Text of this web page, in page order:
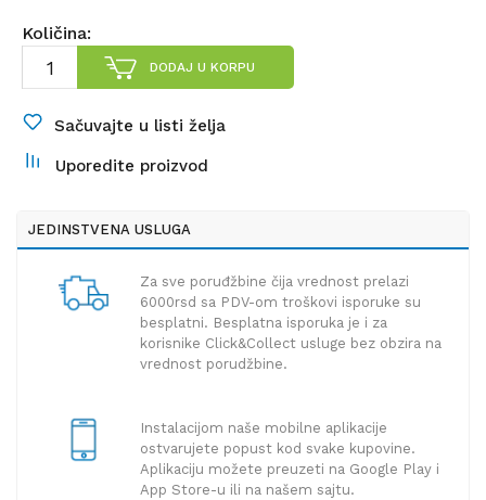
Količina:
DODAJ U KORPU
Sačuvajte u listi želja
Uporedite proizvod
JEDINSTVENA USLUGA
Za sve poruđžbine čija vrednost prelazi
6000rsd sa PDV-om troškovi isporuke su
besplatni. Besplatna isporuka je i za
korisnike Click&Collect usluge bez obzira na
vrednost porudžbine.
Instalacijom naše mobilne aplikacije
ostvarujete popust kod svake kupovine.
Aplikaciju možete preuzeti na Google Play i
App Store-u ili na našem sajtu.